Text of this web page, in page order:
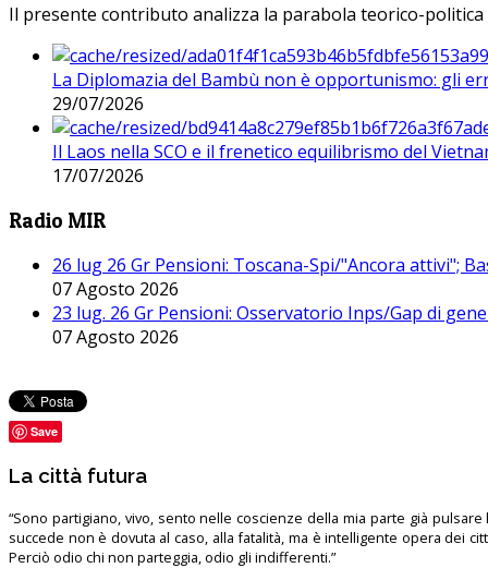
Il presente contributo analizza la parabola teorico-
La Diplomazia del Bambù non è opportunismo: gli
29/07/2026
Il Laos nella SCO e il frenetico equilibrismo del
17/07/2026
Radio MIR
26 lug 26 Gr Pensioni: Toscana-Spi/"Ancora attivi";
07 Agosto 2026
23 lug. 26 Gr Pensioni: Osservatorio Inps/Gap di
07 Agosto 2026
Save
La città futura
“Sono partigiano, vivo, sento nelle coscienze della mia parte già pulsare
succede non è dovuta al caso, alla fatalità, ma è intelligente opera dei
Perciò odio chi non parteggia, odio gli indifferenti.”